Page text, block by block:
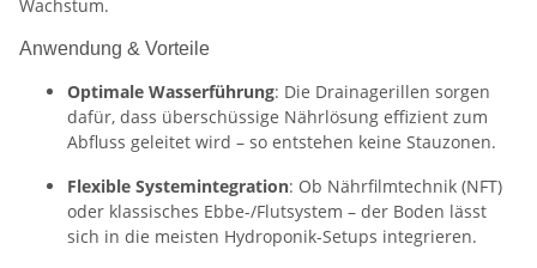
Wachstum.
Anwendung & Vorteile
Optimale Wasserführung: Die Drainagerillen sorgen
dafür, dass überschüssige Nährlösung effizient zum
Abfluss geleitet wird – so entstehen keine Stauzonen.
Flexible Systemintegration: Ob Nährfilmtechnik (NFT)
oder klassisches Ebbe-/Flutsystem – der Boden lässt
sich in die meisten Hydroponik-Setups integrieren.